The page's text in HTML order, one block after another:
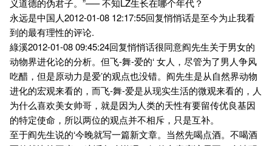
义道德的伪君子。”—– 不知LZ生长在哪个年代？
永远是中国人2012-01-08 12:17:55回复悄悄话是至今为止我看
到的最有理性的评论.
綠溪2012-01-08 09:45:24回复悄悄话很同意阎先生关于男女的
动物界进化论的分析。但飞-舞-爱的‘ 女人，尽管为了男人争风
吃醋，但是原动力是爱’的观点也没错。阎先生是从自然界动物
进化的宏观来看的，而飞-舞-爱是从现实生活的微观来看的，人
为什么喜欢美女帅哥，就是因为人类的天性有要留传优良基因
的特定使命，所以两位的观点并不相斥，只是互补。
至于阎先生说的‘今晚就写一篇新文章。当然先喝点酒。不喝酒